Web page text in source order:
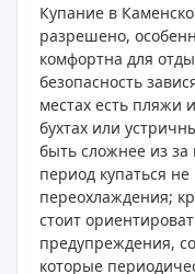
Купание в
разрешено,
комфортна для
безопасность
местах есть пляжи
бухтах или
быть сложнее из
период купаться
переохлаждения;
стоит
предупреждения,
которые